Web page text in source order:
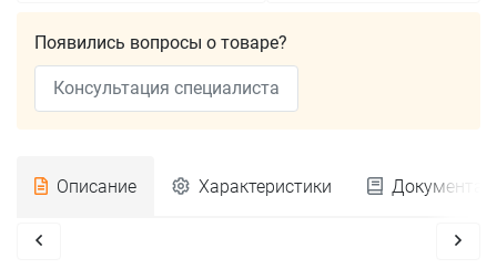
Появились вопросы о товаре?
Консультация специалиста
Описание Характеристики